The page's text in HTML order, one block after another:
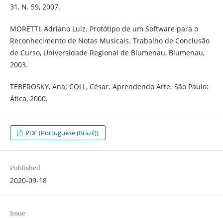
31, N. 59, 2007.
MORETTI, Adriano Luiz. Protótipo de um Software para o
Reconhecimento de Notas Musicais. Trabalho de Conclusão
de Curso, Universidade Regional de Blumenau, Blumenau,
2003.
TEBEROSKY, Ana; COLL, César. Aprendendo Arte. São Paulo:
Ática, 2000.
PDF (Portuguese (Brazil))
Published
2020-09-18
Issue